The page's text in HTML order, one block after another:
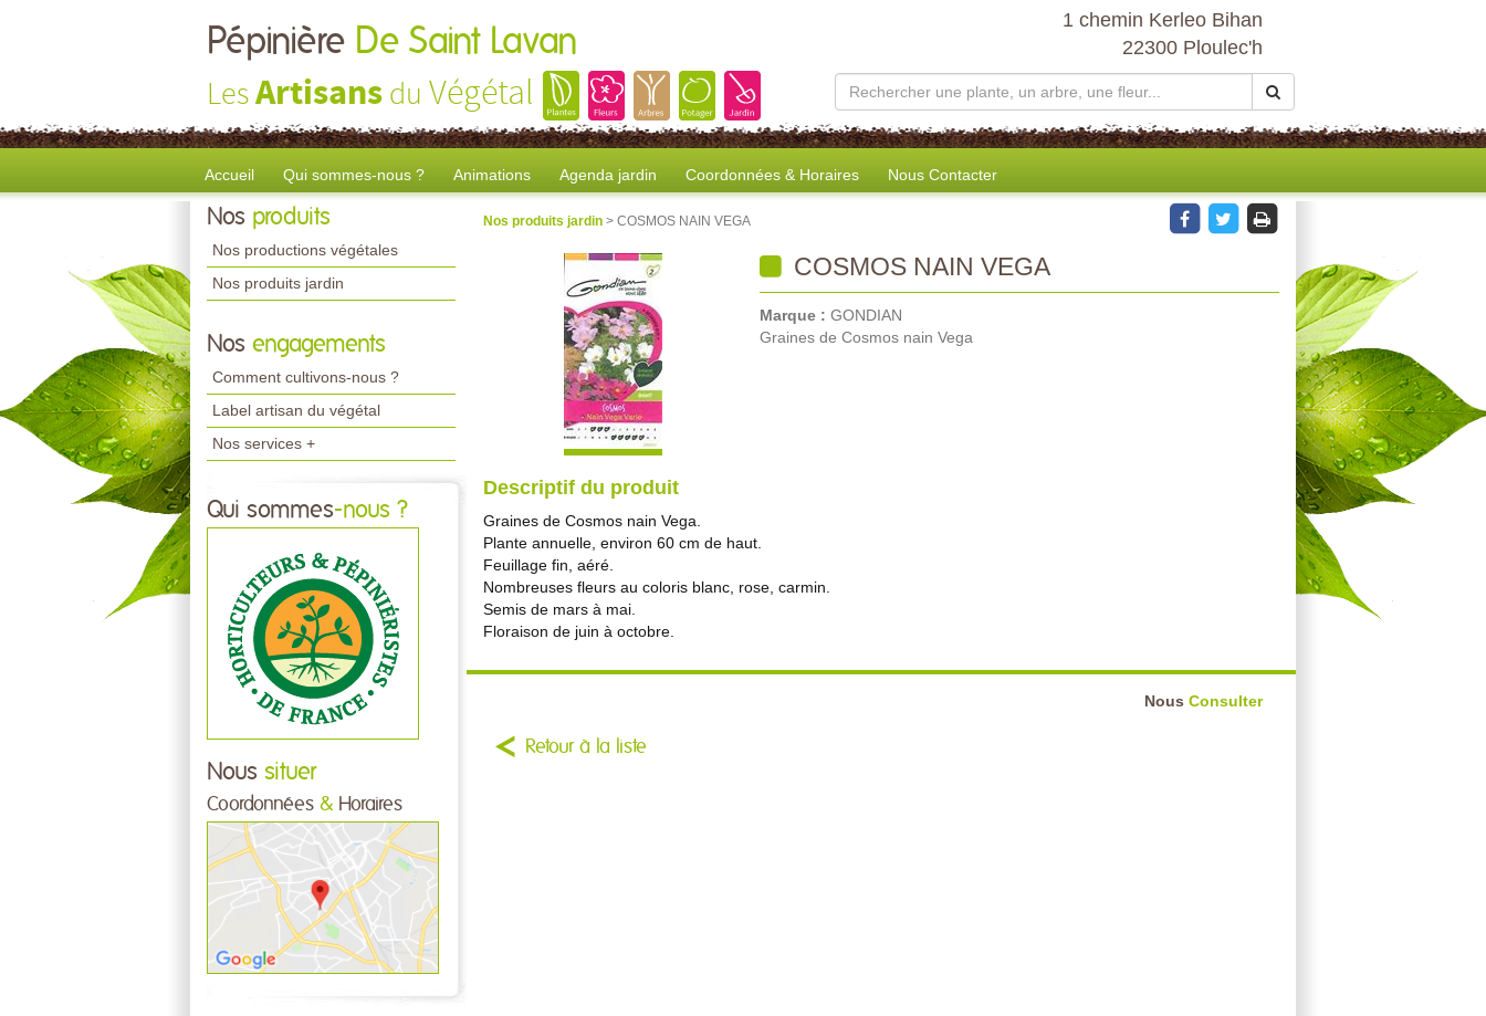
Pépinière De Saint Lavan
LesArtisans du Végétal
1 chemin Kerleo Bihan
22300 Ploulec'h
Accueil Qui sommes-nous ? Animations Agenda jardin Coordonnées & Horaires Nous Contacter
Nos produits
Nos productions végétales
Nos produits jardin
Nos engagements
Comment cultivons-nous ?
Label artisan du végétal
Nos services +
Qui sommes-nous ?
Nous situer
Coordonnées & Horaires
Nos produits jardin > COSMOS NAIN VEGA
COSMOS NAIN VEGA
Marque : GONDIAN
Graines de Cosmos nain Vega
Descriptif du produit
Graines de Cosmos nain Vega.
Plante annuelle, environ 60 cm de haut.
Feuillage fin, aéré.
Nombreuses fleurs au coloris blanc, rose, carmin.
Semis de mars à mai.
Floraison de juin à octobre.
Nous Consulter
Retour à la liste